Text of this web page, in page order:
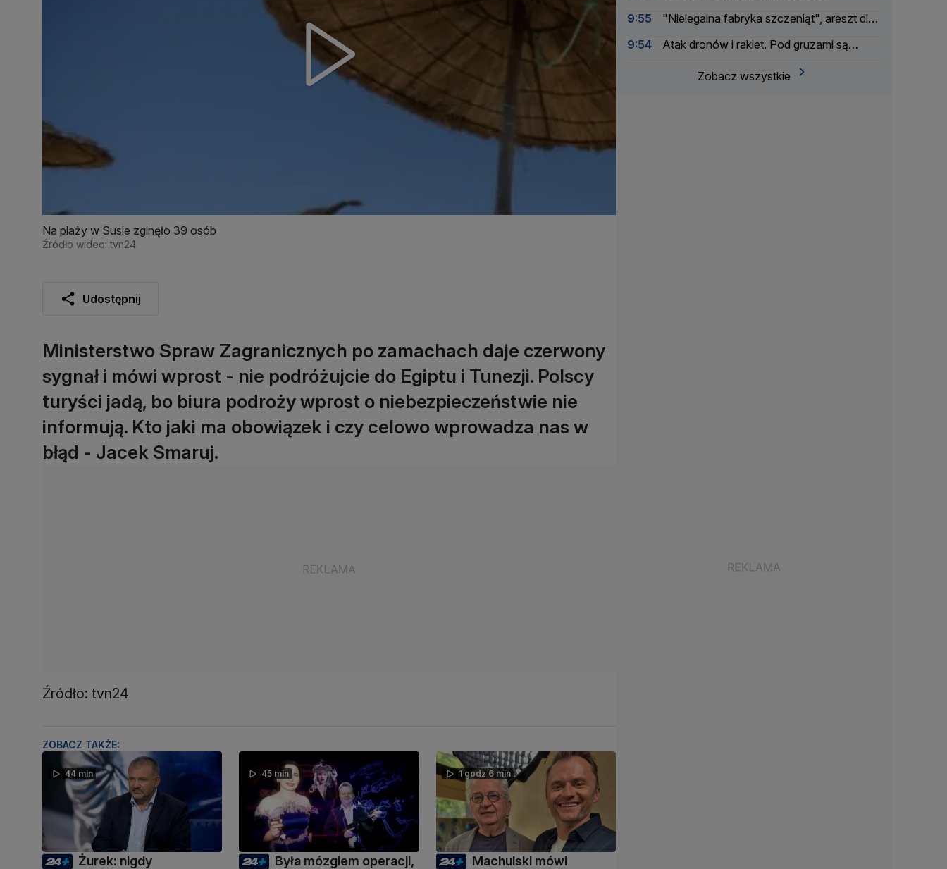
Na plaży w Susie zginęło 39 osób
Źródło wideo: tvn24
Udostępnij
Ministerstwo Spraw Zagranicznych po zamachach daje czerwony
sygnał i mówi wprost - nie podróżujcie do Egiptu i Tunezji. Polscy
turyści jadą, bo biura podroży wprost o niebezpieczeństwie nie
informują. Kto jaki ma obowiązek i czy celowo wprowadza nas w
błąd - Jacek Smaruj.
Źródło: tvn24
ZOBACZ TAKŻE:
44 min
Żurek: nigdy
45 min
Była mózgiem operacji,
1 godz 6 min
Machulski mówi
9:55
"Nielegalna fabryka szczeniąt", areszt dla
9:54
Atak dronów i rakiet. Pod gruzami są
Zobacz wszystkie